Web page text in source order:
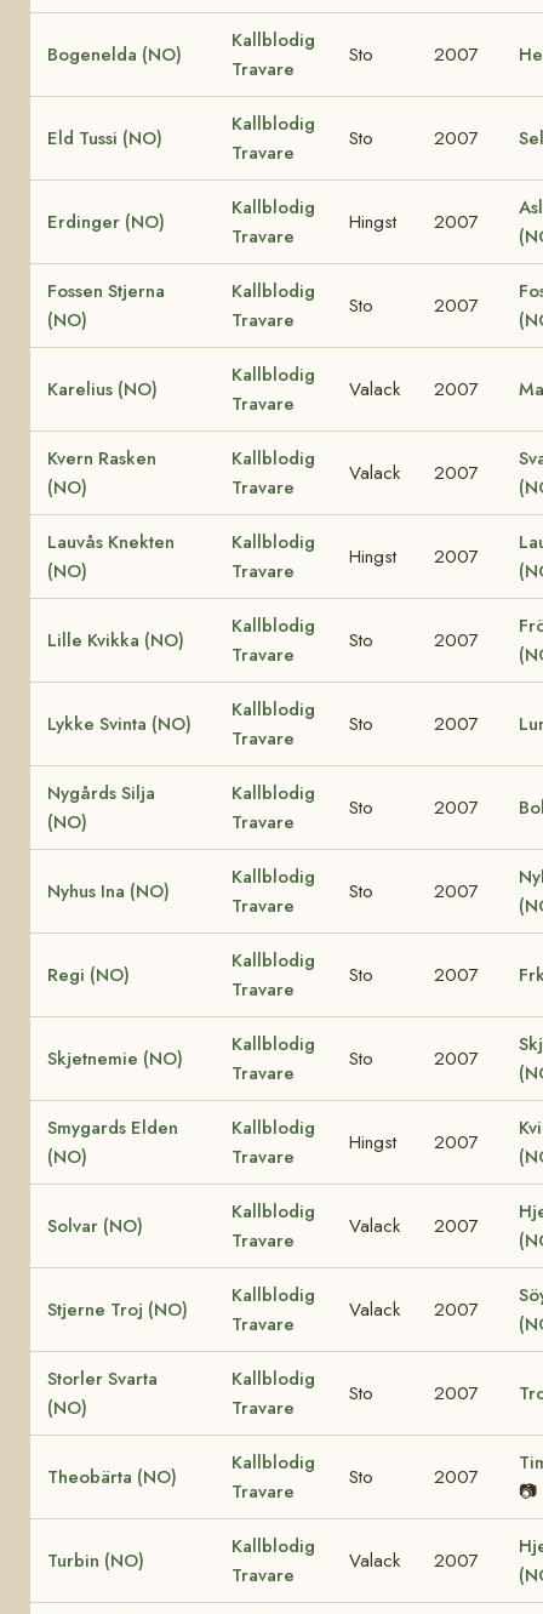
Bogenelda (NO)
Kallblodig
Travare
Sto 2007
Eld Tussi (NO)
Kallblodig
Travare
Sto 2007
Erdinger (NO)
Kallblodig
Travare
Hingst 2007
Fossen Stjerna
(NO)
Kallblodig
Travare
Sto 2007
Karelius (NO)
Kallblodig
Travare
Valack 2007
Kvern Rasken
(NO)
Kallblodig
Travare
Valack 2007
Lauvås Knekten
(NO)
Kallblodig
Travare
Hingst 2007
Lille Kvikka (NO)
Kallblodig
Travare
Sto 2007
Lykke Svinta (NO)
Kallblodig
Travare
Sto 2007
Nygårds Silja
(NO)
Kallblodig
Travare
Sto 2007
Nyhus Ina (NO)
Kallblodig
Travare
Sto 2007
Regi (NO)
Kallblodig
Travare
Sto 2007
Skjetnemie (NO)
Kallblodig
Travare
Sto 2007
Smygards Elden
(NO)
Kallblodig
Travare
Hingst 2007
Solvar (NO)
Kallblodig
Travare
Valack 2007
Stjerne Troj (NO)
Kallblodig
Travare
Valack 2007
Storler Svarta
(NO)
Kallblodig
Travare
Sto 2007
Theobärta (NO)
Kallblodig
Travare
Sto 2007
📷
Turbin (NO)
Kallblodig
Travare
Valack 2007